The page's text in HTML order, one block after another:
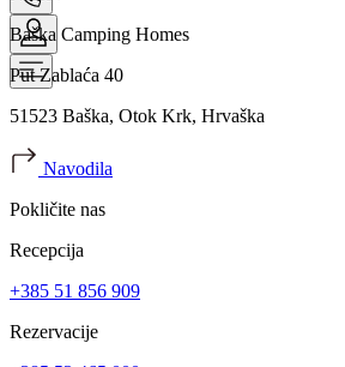
Baška Camping Homes
Put Zablaća 40
51523 Baška, Otok Krk, Hrvaška
Navodila
Pokličite nas
Recepcija
+385 51 856 909
Rezervacije